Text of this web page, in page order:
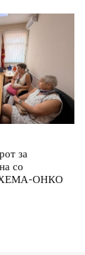
за
со
ХЕМА-ОНКО